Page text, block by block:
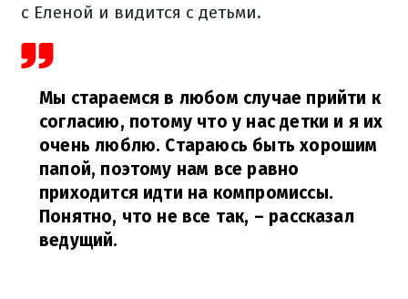
с Еленой и видится с детьми.
Мы стараемся в любом случае прийти к
согласию, потому что у нас детки и я их
очень люблю. Стараюсь быть хорошим
папой, поэтому нам все равно
приходится идти на компромиссы.
Понятно, что не все так, – рассказал
ведущий.